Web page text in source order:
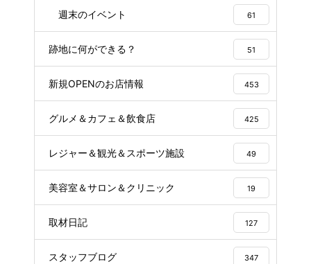
週末のイベント 61
跡地に何ができる？ 51
新規OPENのお店情報 453
グルメ＆カフェ＆飲食店 425
レジャー＆観光＆スポーツ施設 49
美容室＆サロン＆クリニック 19
取材日記 127
スタッフブログ 347